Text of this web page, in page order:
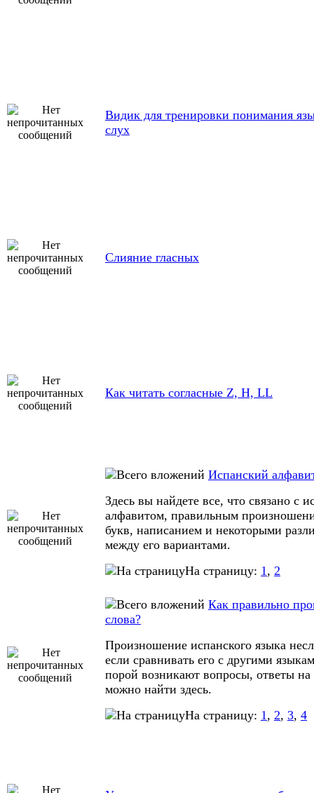
Видик для тренировки понимания
слух
Слияние гласных
Как читать согласные Z, H, LL
Испанский
Здесь вы найдете все, что связано с
алфавитом, правильным
букв, написанием и некоторыми
между его вариантами.
На страницу: 1, 2
Как правильно
слова?
Произношение испанского языка
если сравнивать его с другими
порой возникают вопросы, ответы на
можно найти здесь.
На страницу: 1, 2, 3, 4